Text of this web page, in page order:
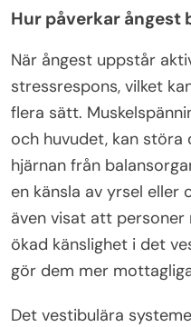
Hur påverkar ångest
När ångest uppstår
stressrespons, vilket
flera sätt.
och huvudet, kan störa
hjärnan från
en känsla av yrsel eller
även visat att
ökad känslighet i det
gör dem mer
Det vestibulära